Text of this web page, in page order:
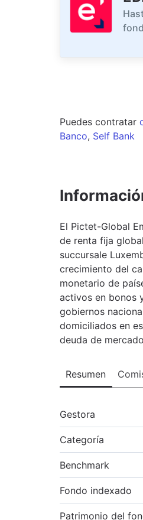
Puedes contratar
Banco, Self Bank
El Pictet-Global
de renta fija
succursale
crecimiento del
monetario de
activos en bonos
gobiernos
domiciliados en
deuda de
Resumen
Gestora
Categoría
Benchmark
Fondo indexado
Patrimonio del